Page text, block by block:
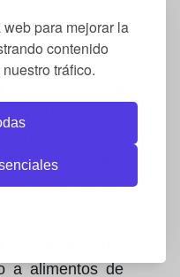
para mejorar la
contenido
tráfico.
como
cardíacas e
vinculada a um
e a maior
para o bem
a alimentos de